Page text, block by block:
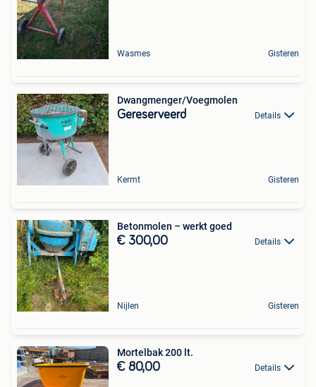
Wasmes Gisteren
Dwangmenger/Voegmolen
Gereserveerd Details
Kermt Gisteren
Betonmolen – werkt goed
€ 300,00 Details
Nijlen Gisteren
Mortelbak 200 lt.
€ 80,00 Details